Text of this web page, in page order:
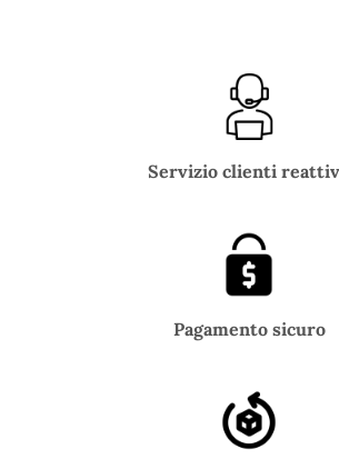
Servizio clienti
Pagamento sicuro